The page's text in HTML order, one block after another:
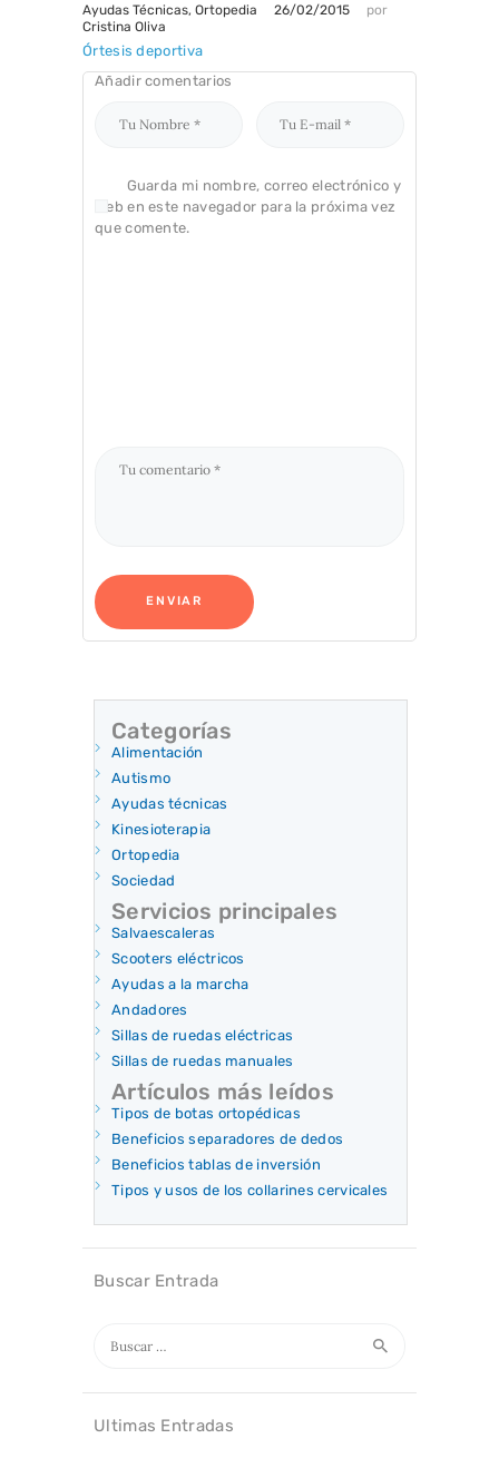
Ayudas Técnicas, Ortopedia 26/02/2015
por
Cristina Oliva
Órtesis deportiva
Añadir comentarios
Guarda mi nombre, correo electrónico y
web en este navegador para la próxima vez
que comente.
Categorías
Alimentación
Autismo
Ayudas técnicas
Kinesioterapia
Ortopedia
Sociedad
Servicios principales
Salvaescaleras
Scooters eléctricos
Ayudas a la marcha
Andadores
Sillas de ruedas eléctricas
Sillas de ruedas manuales
Artículos más leídos
Tipos de botas ortopédicas
Beneficios separadores de dedos
Beneficios tablas de inversión
Tipos y usos de los collarines cervicales
Buscar Entrada
Ultimas Entradas